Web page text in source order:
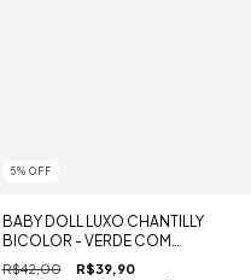
5% OFF
BABY DOLL LUXO CHANTILLY
BICOLOR - VERDE COM
DOURADO
R$42,00 R$39,90